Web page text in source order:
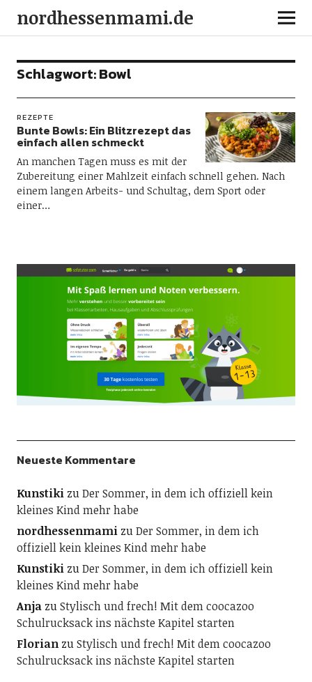
nordhessenmami.de
Schlagwort:Bowl
REZEPTE
Bunte Bowls: Ein Blitzrezept das
einfach allen schmeckt
An manchen Tagen muss es mit der
Zubereitung einer Mahlzeit einfach schnell gehen. Nach
einem langen Arbeits- und Schultag, dem Sport oder
einer…
Neueste Kommentare
KunstikizuDer Sommer, in dem ich offiziell kein
kleines Kind mehr habe
nordhessenmamizuDer Sommer, in dem ich
offiziell kein kleines Kind mehr habe
KunstikizuDer Sommer, in dem ich offiziell kein
kleines Kind mehr habe
AnjazuStylisch und frech! Mit dem coocazoo
Schulrucksack ins nächste Kapitel starten
FlorianzuStylisch und frech! Mit dem coocazoo
Schulrucksack ins nächste Kapitel starten